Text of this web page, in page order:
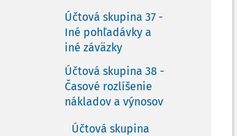
Účtová skupina 37 -
Iné pohľadávky a
iné záväzky
Účtová skupina 38 -
Časové rozlíšenie
nákladov a výnosov
Účtová skupina